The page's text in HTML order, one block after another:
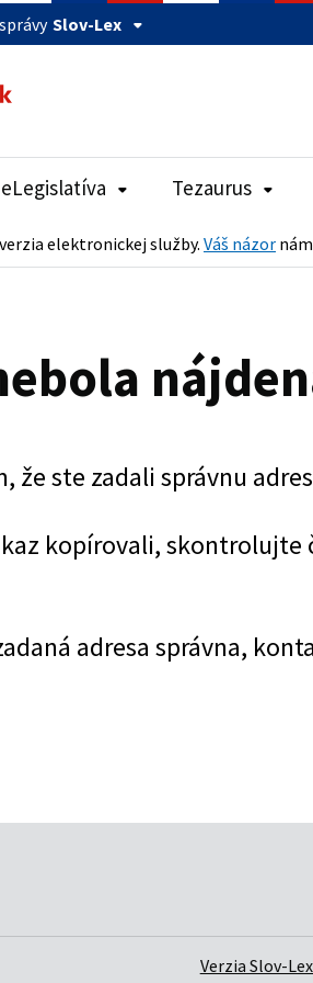
Slov-Lex
eLegislatíva Tezaurus
elektronickej služby. Váš názor
Verzia Slov-